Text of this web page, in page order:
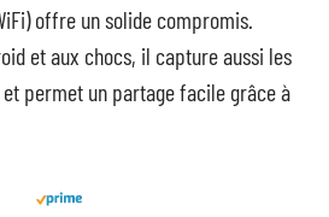
offre un solide compromis.
et aux chocs, il capture aussi les
et permet un partage facile grâce à